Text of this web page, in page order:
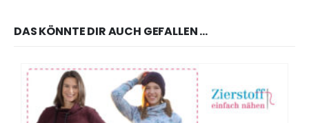
DAS KÖNNTE DIR AUCH GEFALLEN …